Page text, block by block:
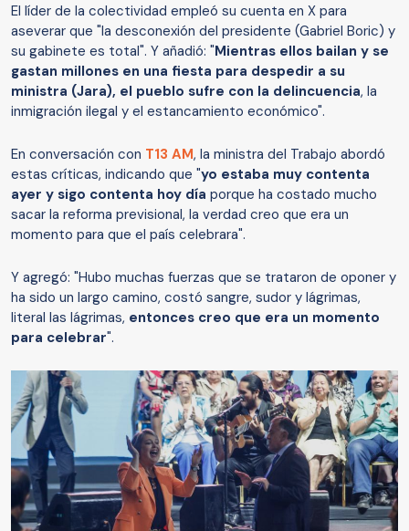
El líder de la colectividad empleó su cuenta en X para
aseverar que "la desconexión del presidente (Gabriel Boric) y
su gabinete es total". Y añadió: "Mientras ellos bailan y se
gastan millones en una fiesta para despedir a su
ministra (Jara), el pueblo sufre con la delincuencia, la
inmigración ilegal y el estancamiento económico".
En conversación con T13 AM, la ministra del Trabajo abordó
estas críticas, indicando que "yo estaba muy contenta
ayer y sigo contenta hoy día porque ha costado mucho
sacar la reforma previsional, la verdad creo que era un
momento para que el país celebrara".
Y agregó: "Hubo muchas fuerzas que se trataron de oponer y
ha sido un largo camino, costó sangre, sudor y lágrimas,
literal las lágrimas, entonces creo que era un momento
para celebrar".